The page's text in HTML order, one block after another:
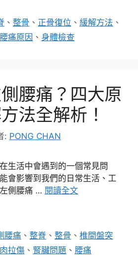
、整骨 、 正骨復位 、緩解方法 、
腰痛原因 、 身體檢查
腰痛？四大原
法全解析！
: PONG CHAN
生活中會遇到的一個常見問
會影響到我們的日常生活、工
側腰痛 … 閱讀全文
腰痛 、整脊 、整骨 、椎間盤突
拉傷 、 腎臟問題 、 腰痛